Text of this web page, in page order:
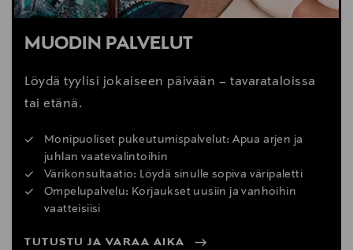
MUODIN PALVELUT
Löydä tyylisi jokaiseen päivään – tavarataloissa
tai etänä.
Monipuoliset pukeutumispalvelut: Apua arjen ja
juhlan vaatevalintoihin
Värikonsultaatio: Löydä sinulle sopiva väripaletti
Ompelupalvelu: Korjaukset uusiin ja vanhoihin
vaatteisiisi
TUTUSTU JA VARAA AIKA